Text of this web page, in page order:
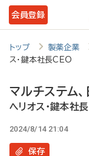
メ
イ
テ
ツ
会員登録
トップ 製薬企業
ス・鍵本社長CEO
マルチステム
ヘリオス・鍵本社
2024/8/14 21:04
保存